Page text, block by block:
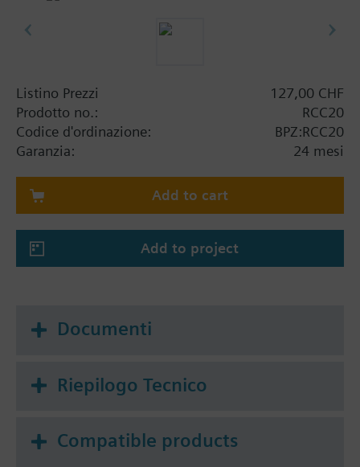
Differenziale di commutazione impostabile (1 K
Zona morta impostabile (2 K o 5 K)
Ingresso per la sonda di ripresa (QAH11.1)
Funzione antigelo
Listino Prezzi
127,00 CHF
Prodotto no.:
RCC20
Codice d'ordinazione:
BPZ:RCC20
Garanzia:
24 mesi
Add to cart
Add to project
Documenti
Riepilogo Tecnico
Compatible products